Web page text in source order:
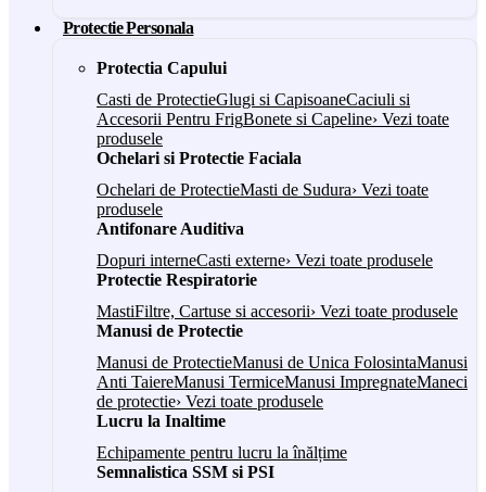
Protectie Personala
Protectia Capului
Casti de ProtectieGlugi si CapisoaneCaciuli si
Accesorii Pentru FrigBonete si Capeline› Vezi toate
produsele
Ochelari si Protectie Faciala
Ochelari de ProtectieMasti de Sudura› Vezi toate
produsele
Antifonare Auditiva
Dopuri interneCasti externe› Vezi toate produsele
Protectie Respiratorie
MastiFiltre, Cartuse si accesorii› Vezi toate produsele
Manusi de Protectie
Manusi de ProtectieManusi de Unica FolosintaManusi
Anti TaiereManusi TermiceManusi ImpregnateManeci
de protectie› Vezi toate produsele
Lucru la Inaltime
Echipamente pentru lucru la înălțime
Semnalistica SSM si PSI